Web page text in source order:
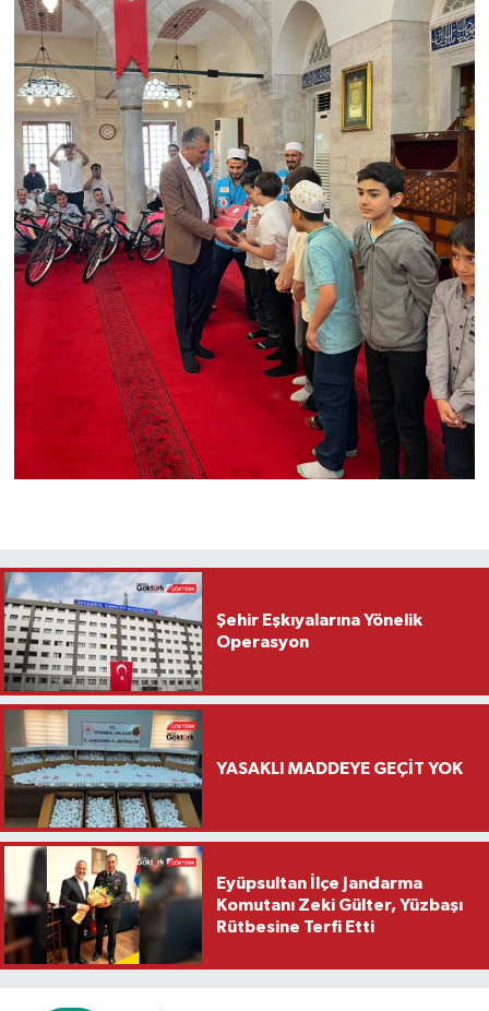
Şehir Eşkıyalarına Yönelik
Operasyon
YASAKLI MADDEYE GEÇİT YOK
Eyüpsultan İlçe Jandarma
Komutanı Zeki Gülter, Yüzbaşı
Rütbesine Terfi Etti